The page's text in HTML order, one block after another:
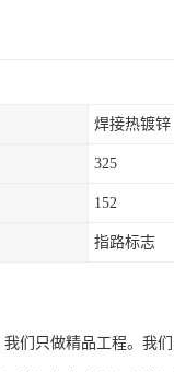
焊接热镀锌
325
152
指路标志
们只做精品工程。我